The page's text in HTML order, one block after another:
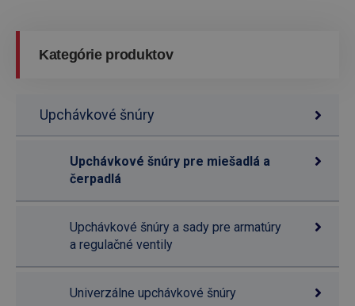
Kategórie produktov
Upchávkové šnúry
Upchávkové šnúry pre miešadlá a
čerpadlá
Upchávkové šnúry a sady pre armatúry
a regulačné ventily
Univerzálne upchávkové šnúry